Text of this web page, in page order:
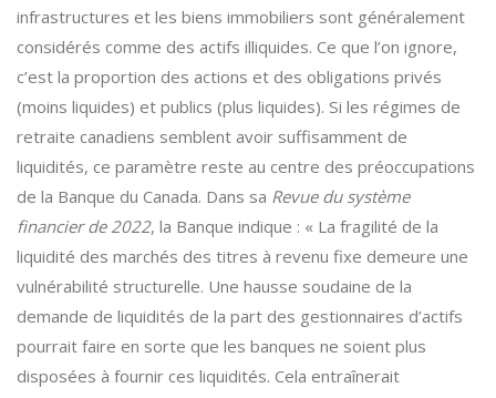
infrastructures et les biens immobiliers sont généralement
considérés comme des actifs illiquides. Ce que l’on ignore,
c’est la proportion des actions et des obligations privés
(moins liquides) et publics (plus liquides). Si les régimes de
retraite canadiens semblent avoir suffisamment de
liquidités, ce paramètre reste au centre des préoccupations
de la Banque du Canada. Dans sa Revue du système
financier de 2022, la Banque indique : « La fragilité de la
liquidité des marchés des titres à revenu fixe demeure une
vulnérabilité structurelle. Une hausse soudaine de la
demande de liquidités de la part des gestionnaires d’actifs
pourrait faire en sorte que les banques ne soient plus
disposées à fournir ces liquidités. Cela entraînerait